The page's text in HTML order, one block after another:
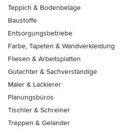
Teppich & Bodenbeläge
Baustoffe
Entsorgungsbetriebe
Farbe, Tapeten & Wandverkleidung
Fliesen & Arbeitsplatten
Gutachter & Sachverständige
Maler & Lackierer
Planungsbüros
Tischler & Schreiner
Treppen & Geländer